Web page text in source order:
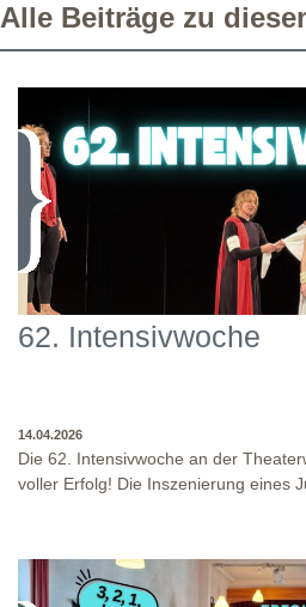
Alle Beiträge zu
62. Intensivwoche
14.04.2026
Die 62. Intensivwoche an der
voller Erfolg! Die Inszenierung eines
Auseinandersetzung mit den
statt, sowie eine enge